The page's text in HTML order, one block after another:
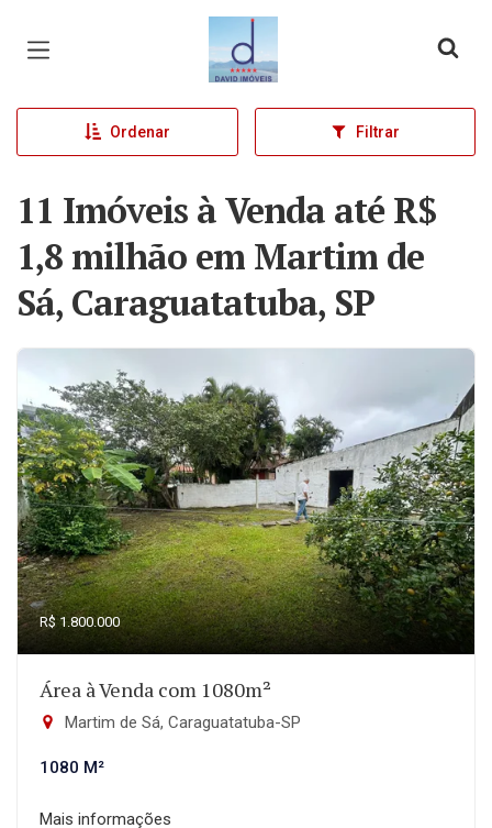
Página inicial
Ordenar Filtrar
11 Imóveis à Venda até R$
1,8 milhão em Martim de
Sá, Caraguatatuba, SP
R$ 1.800.000
Área à Venda com 1080m²
Martim de Sá, Caraguatatuba-SP
1080 M²
Mais informações